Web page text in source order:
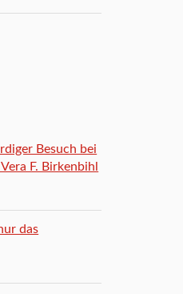
Besuch bei
F. Birkenbihl
das